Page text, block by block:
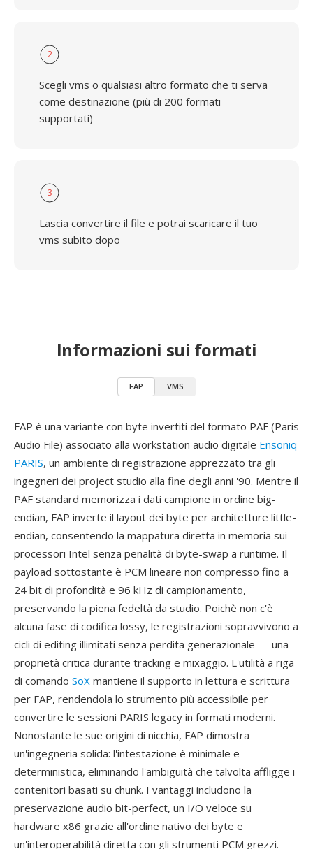
2
Scegli vms o qualsiasi altro formato che ti serva
come destinazione (più di 200 formati
supportati)
3
Lascia convertire il file e potrai scaricare il tuo
vms subito dopo
Informazioni sui formati
FAP VMS
FAP è una variante con byte invertiti del formato PAF (Paris
Audio File) associato alla workstation audio digitale Ensoniq
PARIS, un ambiente di registrazione apprezzato tra gli
ingegneri dei project studio alla fine degli anni '90. Mentre il
PAF standard memorizza i dati campione in ordine big-
endian, FAP inverte il layout dei byte per architetture little-
endian, consentendo la mappatura diretta in memoria sui
processori Intel senza penalità di byte-swap a runtime. Il
payload sottostante è PCM lineare non compresso fino a
24 bit di profondità e 96 kHz di campionamento,
preservando la piena fedeltà da studio. Poichè non c'è
alcuna fase di codifica lossy, le registrazioni sopravvivono a
cicli di editing illimitati senza perdita generazionale — una
proprietà critica durante tracking e mixaggio. L'utilità a riga
di comando SoX mantiene il supporto in lettura e scrittura
per FAP, rendendola lo strumento più accessibile per
convertire le sessioni PARIS legacy in formati moderni.
Nonostante le sue origini di nicchia, FAP dimostra
un'ingegneria solida: l'intestazione è minimale e
deterministica, eliminando l'ambiguità che talvolta affligge i
contenitori basati su chunk. I vantaggi includono la
preservazione audio bit-perfect, un I/O veloce su
hardware x86 grazie all'ordine nativo dei byte e
un'interoperabilità diretta con gli strumenti PCM grezzi.